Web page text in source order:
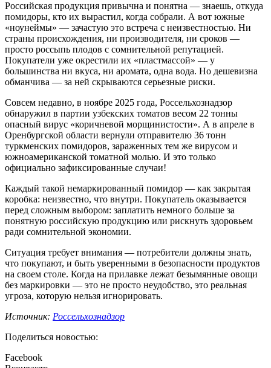
Российская продукция привычна и понятна — знаешь, откуда
помидоры, кто их вырастил, когда собрали. А вот южные
«ноунеймы» — зачастую это встреча с неизвестностью. Ни
страны происхождения, ни производителя, ни сроков —
просто россыпь плодов с сомнительной репутацией.
Покупатели уже окрестили их «пластмассой» — у
большинства ни вкуса, ни аромата, одна вода. Но дешевизна
обманчива — за ней скрываются серьезные риски.
Совсем недавно, в ноябре 2025 года, Россельхознадзор
обнаружил в партии узбекских томатов весом 22 тонны
опасный вирус «коричневой морщинистости». А в апреле в
Оренбургской области вернули отправителю 36 тонн
туркменских помидоров, зараженных тем же вирусом и
южноамериканской томатной молью. И это только
официально зафиксированные случаи!
Каждый такой немаркированный помидор — как закрытая
коробка: неизвестно, что внутри. Покупатель оказывается
перед сложным выбором: заплатить немного больше за
понятную российскую продукцию или рискнуть здоровьем
ради сомнительной экономии.
Ситуация требует внимания — потребители должны знать,
что покупают, и быть уверенными в безопасности продуктов
на своем столе. Когда на прилавке лежат безымянные овощи
без маркировки — это не просто неудобство, это реальная
угроза, которую нельзя игнорировать.
Источник: Россельхознадзор
Поделиться новостью:
Facebook